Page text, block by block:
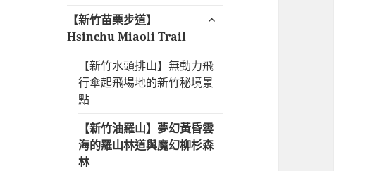
選
【新竹苗栗步道】
Hsinchu Miaoli Trail
展
選
單
【新竹水頭排山】無動力飛
行傘起飛場地的新竹秘境景
點
【新竹油羅山】夢幻黃昏雲
海的羅山林道與魔幻柳杉森
林